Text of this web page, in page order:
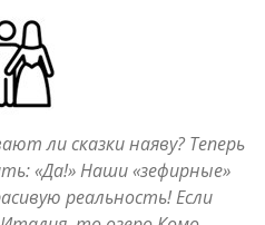
ли сказки наяву? Теперь
«Да!» Наши «зефирные»
реальность! Если